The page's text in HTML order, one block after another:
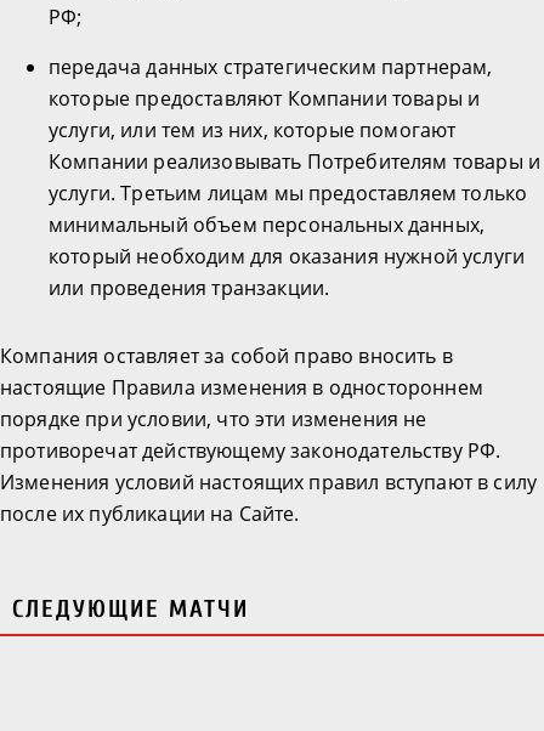
РФ;
передача данных стратегическим партнерам,
которые предоставляют Компании товары и
услуги, или тем из них, которые помогают
Компании реализовывать Потребителям товары и
услуги. Третьим лицам мы предоставляем только
минимальный объем персональных данных,
который необходим для оказания нужной услуги
или проведения транзакции.
Компания оставляет за собой право вносить в
настоящие Правила изменения в одностороннем
порядке при условии, что эти изменения не
противоречат действующему законодательству РФ.
Изменения условий настоящих правил вступают в силу
после их публикации на Сайте.
СЛЕДУЮЩИЕ МАТЧИ